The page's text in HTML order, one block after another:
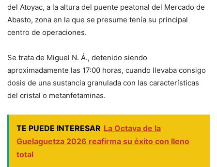
del Atoyac, a la altura del puente peatonal del Mercado de
Abasto, zona en la que se presume tenía su principal
centro de operaciones.
Se trata de Miguel N. Á., detenido siendo
aproximadamente las 17:00 horas, cuando llevaba consigo
dosis de una sustancia granulada con las características
del cristal o metanfetaminas.
TE PUEDE INTERESAR La Octava de la
Guelaguetza 2026 reafirma su éxito con lleno
total